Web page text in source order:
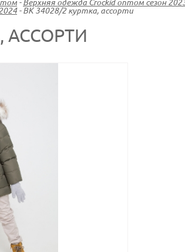
- Верхняя одежда Crockid оптом сезон
- ВК 34028/2 куртка, ассорти
АССОРТИ